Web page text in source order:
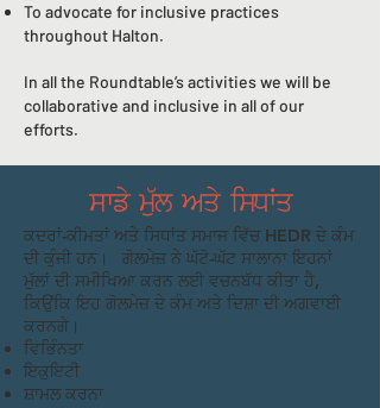
To advocate for inclusive practices
throughout Halton.
In all the Roundtable’s activities we will be
collaborative and inclusive in all of our
efforts.
ਸਾਡੇ ਮੁੱਲ ਅਤੇ ਸਿਧਾਂਤ
ਕਦਰਾਂ-ਕੀਮਤਾਂ ਅਤੇ ਸਿਧਾਂਤ ਸਮਾਜ ਵਿੱਚ HEDR ਦੇ ਕੰਮ
ਦੀ ਕੁੰਜੀ ਹਨ। ਗੋਲਮੇਜ਼ ਨੇ ਘੱਟੋ-ਘੱਟ ਸਾਲਾਨਾ ਇਹਨਾਂ
ਮੁੱਲਾਂ ਦੀ ਸਮੀਖਿਆ ਕਰਨ ਲਈ ਵਚਨਬੱਧ ਕੀਤਾ ਹੈ,
ਕਿਉਂਕਿ ਇਹ ਗੋਲਮੇਜ਼ ਦੇ ਕੰਮ ਅਤੇ ਦਿਸ਼ਾ ਦੀ ਅਗਵਾਈ
ਕਰਨਗੇ।
ਵਿਭਿੰਨਤਾ
ਇਕੁਇਟੀ
ਸ਼ਾਮਲ ਕਰਨਾ